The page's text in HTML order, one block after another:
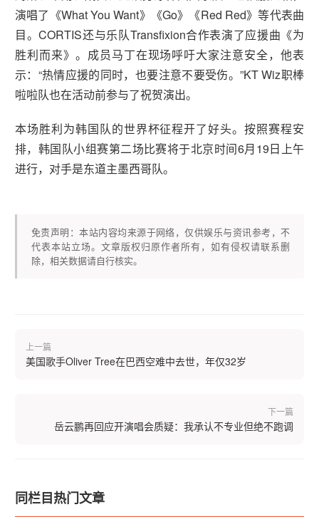
演唱了《What You Want》《Go》《Red Red》等代表曲
目。CORTIS还与乐队Transfixion合作表演了应援曲《为
胜利而来》。成员马丁在现场呼吁大家注意安全，他表
示：“热情应援的同时，也要注意不要受伤。”KT Wiz职棒
啦啦队也在活动前参与了祝贺演出。
本场胜利为韩国队的世界杯征程开了好头。按照赛程安
排，韩国队小组赛第二场比赛将于北京时间6月19日上午
进行，对手是东道主墨西哥队。
免责声明：本站内容均来源于网络，仅供娱乐与资讯参考，不
代表本站立场。文章版权归原作者所有，如有侵权请联系删
除，相关数据请自行核实。
上一篇
美国歌手Oliver Tree在巴西空难中去世，年仅32岁
下一篇
岳云鹏再回应开演唱会质疑：我承认不专业但绝不跑调
同栏目热门文章